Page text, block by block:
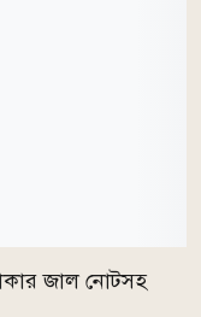
জাল নোটসহ